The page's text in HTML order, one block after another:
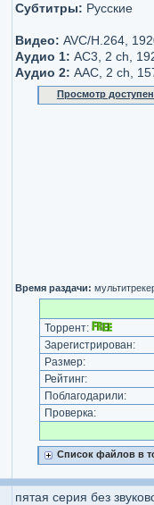
Субтитры: Русские
Видео: AVC/H.264,
Аудио 1: AC3, 2 ch,
Аудио 2: AAC, 2 ch,
Просмотр
Время раздачи:
Торрент:
Зарегистрирован:
Размер:
Рейтинг:
Поблагодарили:
Проверка:
Список файлов в
пятая серия без